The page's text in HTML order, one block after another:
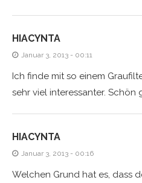
HIACYNTA
Januar 3, 2013 - 00:11
Ich finde mit so einem
sehr viel interessanter. Schön
HIACYNTA
Januar 3, 2013 - 00:16
Welchen Grund hat es, dass